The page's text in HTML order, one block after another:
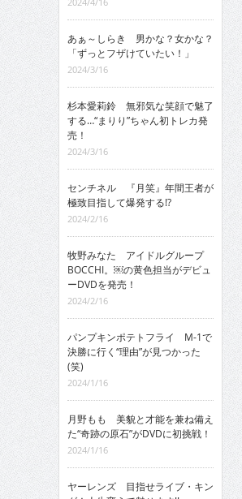
あぁ～しらき 男かな？女かな？
「ずっとフザけていたい！」
2024/3/16
杉本愛莉鈴 無邪気な笑顔で魅了
する…“まりり”ちゃん初トレカ発
売！
2024/3/16
センチネル 『月笑』年間王者が
極致目指して爆発する!?
2024/2/16
牧野みなた アイドルグループ
BOCCHI。￼の黄色担当がデビュ
ーDVDを発売！
2024/2/16
パンプキンポテトフライ M-1で
決勝に行く“理由”が見つかった
(笑)
2024/1/16
月野もも 美貌と才能を兼ね備え
た“奇跡の原石”がDVDに初挑戦！
2024/1/16
ヤーレンズ 目指せライブ・キン